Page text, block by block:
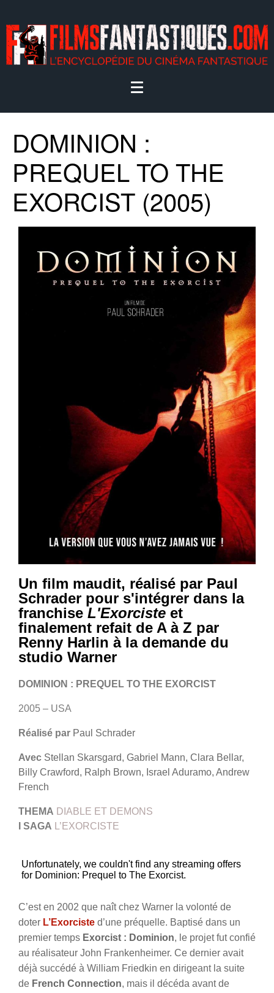
DOMINION :
PREQUEL TO THE
EXORCIST (2005)
Un film maudit, réalisé par Paul
Schrader pour s'intégrer dans la
franchise L'Exorciste et
finalement refait de A à Z par
Renny Harlin à la demande du
studio Warner
DOMINION : PREQUEL TO THE EXORCIST
2005 – USA
Réalisé par Paul Schrader
Avec Stellan Skarsgard, Gabriel Mann, Clara Bellar,
Billy Crawford, Ralph Brown, Israel Aduramo, Andrew
French
THEMA DIABLE ET DEMONS
SAGA L’EXORCISTE
C’est en 2002 que naît chez Warner la volonté de
doter L’Exorciste d’une préquelle. Baptisé dans un
premier temps Exorcist : Dominion, le projet fut confié
au réalisateur John Frankenheimer. Ce dernier avait
déjà succédé à William Friedkin en dirigeant la suite
de French Connection, mais il décéda avant de